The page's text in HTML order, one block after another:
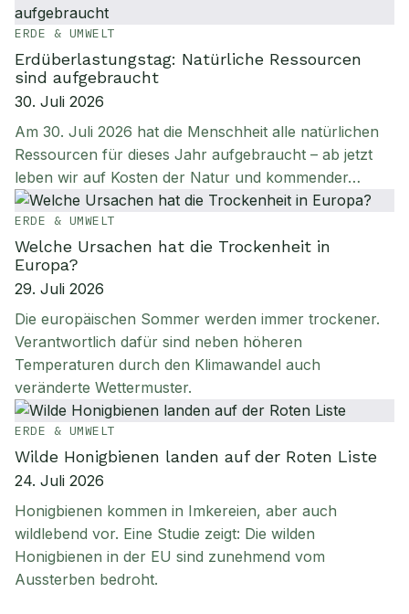
ERDE & UMWELT
Erdüberlastungstag: Natürliche Ressourcen
sind aufgebraucht
30. Juli 2026
Am 30. Juli 2026 hat die Menschheit alle natürlichen
Ressourcen für dieses Jahr aufgebraucht – ab jetzt
leben wir auf Kosten der Natur und kommender…
ERDE & UMWELT
Welche Ursachen hat die Trockenheit in
Europa?
29. Juli 2026
Die europäischen Sommer werden immer trockener.
Verantwortlich dafür sind neben höheren
Temperaturen durch den Klimawandel auch
veränderte Wettermuster.
ERDE & UMWELT
Wilde Honigbienen landen auf der Roten Liste
24. Juli 2026
Honigbienen kommen in Imkereien, aber auch
wildlebend vor. Eine Studie zeigt: Die wilden
Honigbienen in der EU sind zunehmend vom
Aussterben bedroht.